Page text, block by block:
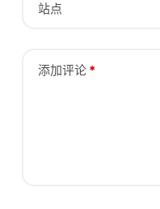
站点
添加评论*